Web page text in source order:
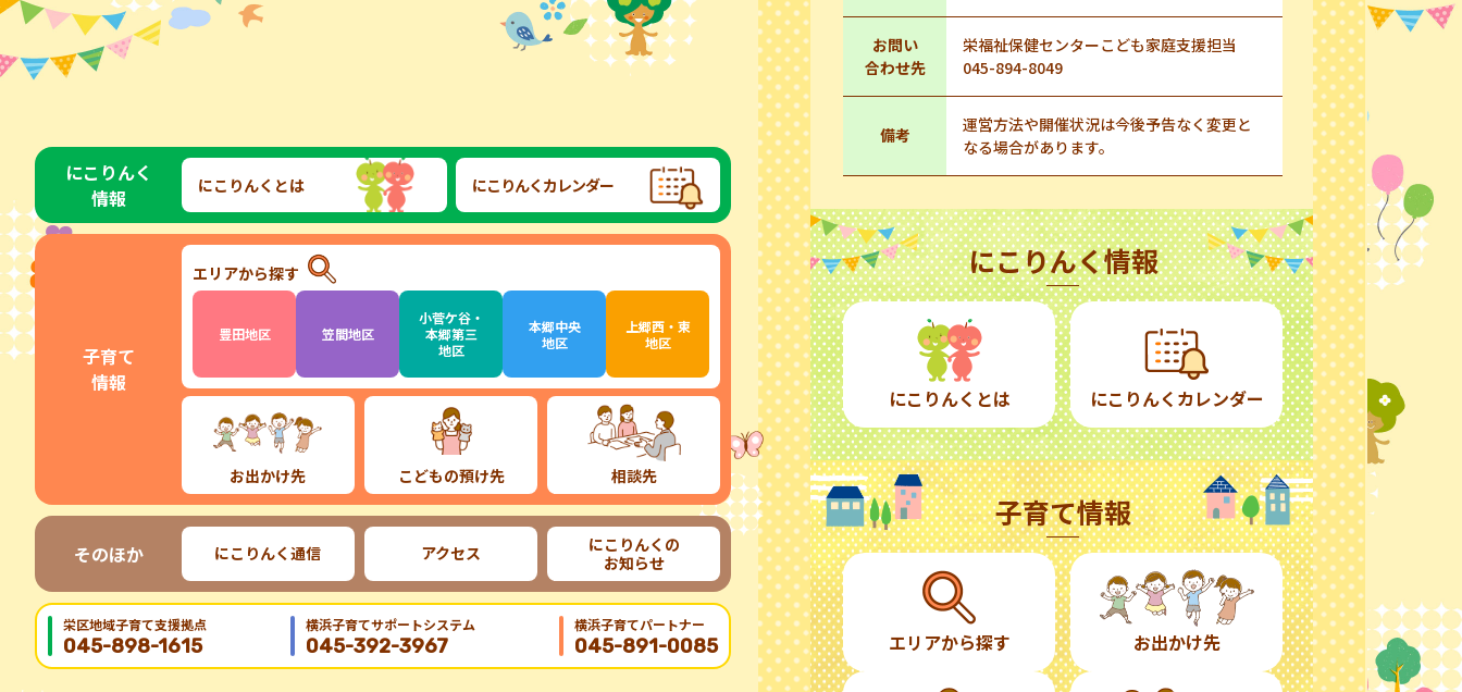
にこりんく
情報
にこりんくとは にこりんくカレンダー
子育て
情報
エリアから探す
豊田地区 笠間地区
小菅ケ谷・
本郷第三
地区
本郷中央
地区
上郷西・東
地区
お出かけ先 こどもの預け先 相談先
そのほか にこりんく通信 アクセス
にこりんくの
お知らせ
栄区地域⼦育て⽀援拠点
045-898-1615
横浜子育てサポートシステム
045-392-3967
横浜子育てパートナー
045-891-0085
お問い
合わせ先
栄福祉保健センターこども家庭支援担当
045-894-8049
備考
運営方法や開催状況は今後予告なく変更と
なる場合があります。
にこりんく情報
にこりんくとは にこりんくカレンダー
子育て情報
エリアから探す お出かけ先